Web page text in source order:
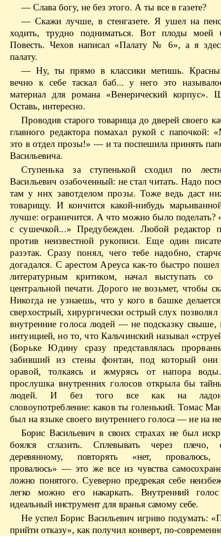
— Слава богу, не без этого. А ты все в газете?
— Скажи лучше, в стенгазете. Я ушел на
ходить, трудно подниматься. Вот плоды моей
Повесть. Чехов написал «Палату № 6», а я
палату.
— Ну, ты прямо в классики метишь.Красны
вечно к себе таскал баб... у него это
материал для романа «Венерический корпус».
Оставь, интересно.
Проводив старого товарища до дверей своего
главного редактора помахал рукой с папочкой: «
это в отдел прозы!» — и та поспешила принять
Васильевича.
Ступенька за ступенькой сходил по
Васильевич озабоченный: не стал читать. Надо
там у них завотделом прозы. Тоже ведь даст
товарищу. И кончится какой-нибудь
лучше: ограничится. А что можно было поделать?
ссушечкой...» Предубежден. Любой редактор
против неизвестной рукописи. Еще один
разэтак. Сразу понял, чего тебе надобно,
догадался. С арестомАреуса как-то быстро пошел
литературным критиком, начал выступать со
центральной печати. Дорого не возьмет, чтобы
Никогда не узнаешь, что у кого вбашке
сверхострый, хирургически острый слух
внутренние голоса людей — не подсказку свыше,
интуицией, но то, что Кальчинский называл
(Борьке Юдину сразу представлялась
забивший из стены фонтан, под который они
оравой, толкаясь и жмурясь от напора
прослушка внутренних голосов открыла бы
людей. И без того все как на
словоупотребление: каков ты голенький. Томас
был на языке своего внутреннего голоса — не на
Борис Васильевич в своих страхах не был
боялся сглазить. Сплевывать через плечо,
деревянному, повторять «нет, провалюсь,
провалюсь» — это же все из чувства
ложно понятого. Суеверно предрекая себе
легко можно его накаркать. Внутренний
идеальный инструмент для враньясамому себе.
Не успел Борис Васильевич игриво подумать:
прийти отказу», как получил конверт, по-